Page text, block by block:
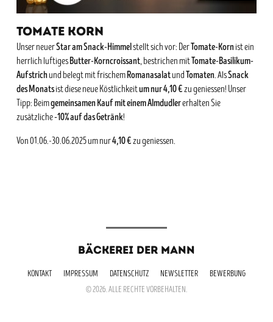
TOMATE KORN
Unser neuerStar am Snack-Himmelstellt sich vor: DerTomate-Korn ist ein
herrlich luftigesButter-Korncroissant, bestrichen mitTomate-Basilikum-
Aufstrichund belegt mit frischemRomanasalatundTomaten. AlsSnack
des Monatsist diese neue Köstlichkeitum nur 4,10 €zu geniessen! Unser
Tipp: Beimgemeinsamen Kauf mit einem Almdudlererhalten Sie
zusätzliche-10% auf das Getränk!
Von 01.06.-30.06.2025 um nur4,10 €zu geniessen.
BÄCKEREI DER MANN
KONTAKT IMPRESSUM DATENSCHUTZ NEWSLETTER
BEWERBUNG
© 2026. ALLE RECHTE VORBEHALTEN.